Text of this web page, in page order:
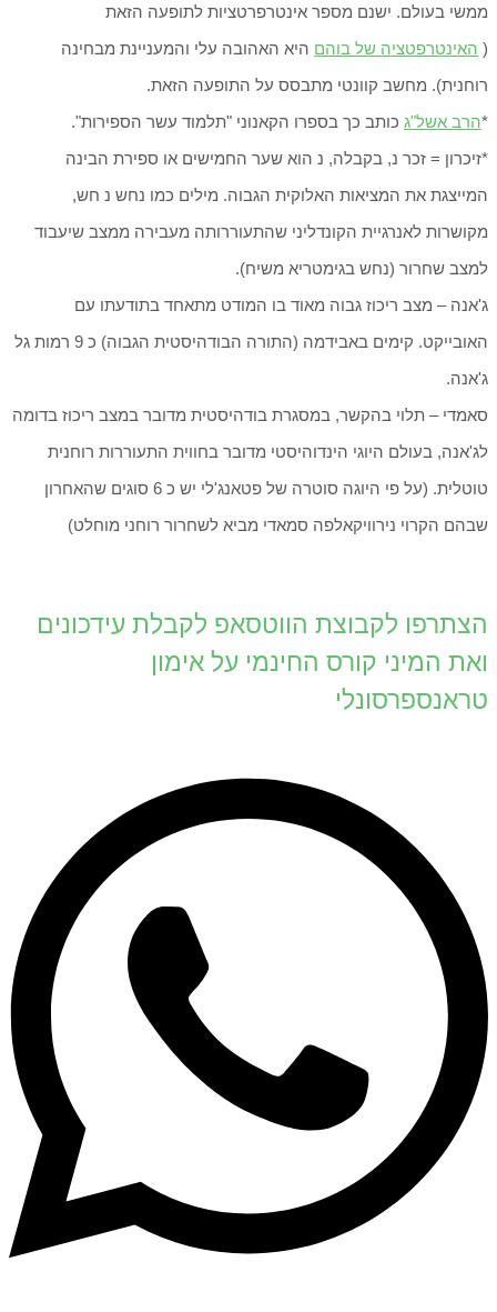
ממשי בעולם. ישנם מספר אינטרפרטציות לתופעה הזאת
( האינטרפטציה של בוהם היא האהובה עלי והמעניינת מבחינה
רוחנית). מחשב קוונטי מתבסס על התופעה הזאת.
*הרב אשל"ג כותב כך בספרו הקאנוני "תלמוד עשר הספירות".
*זיכרון = זכר נ, בקבלה, נ הוא שער החמישים או ספירת הבינה
המייצגת את המציאות האלוקית הגבוה. מילים כמו נחש נ חש,
מקושרות לאנרגיית הקונדליני שהתעוררותה מעבירה ממצב שיעבוד
למצב שחרור (נחש בגימטריא משיח).
ג'אנה – מצב ריכוז גבוה מאוד בו המודט מתאחד בתודעתו עם
האובייקט. קימים באבידמה (התורה הבודהיסטית הגבוה) כ 9 רמות גל
ג'אנה.
סאמדי – תלוי בהקשר, במסגרת בודהיסטית מדובר במצב ריכוז בדומה
לג'אנה, בעולם היוגי הינדוהיסטי מדובר בחווית התעוררות רוחנית
טוטלית. (על פי היוגה סוטרה של פטאנג'לי יש כ 6 סוגים שהאחרון
שבהם הקרוי נירוויקאלפה סמאדי מביא לשחרור רוחני מוחלט)
הצתרפו לקבוצת הווטסאפ לקבלת עידכונים
ואת המיני קורס החינמי על אימון
טראנספרסונלי